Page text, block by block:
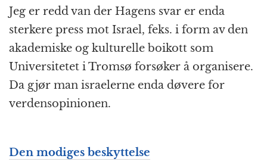
Jeg er redd van der Hagens svar er enda
sterkere press mot Israel, feks. i form av den
akademiske og kulturelle boikott som
Universitetet i Tromsø forsøker å organisere.
Da gjør man israelerne enda døvere for
verdensopinionen.
Den modiges beskyttelse